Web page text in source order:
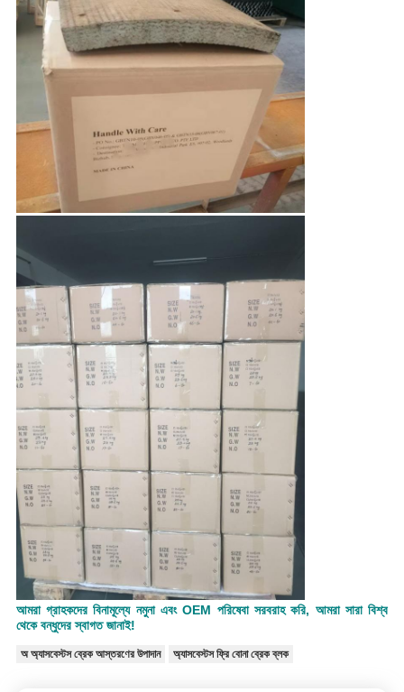
আমরা গ্রাহকদের বিনামূল্যে নমুনা এবং OEM পরিষেবা সরবরাহ করি, আমরা সারা বিশ্ব
থেকে বন্ধুদের স্বাগত জানাই!
অ অ্যাসবেস্টস ব্রেক আস্তরণের উপাদান অ্যাসবেস্টস ফ্রি বোনা ব্রেক ব্লক